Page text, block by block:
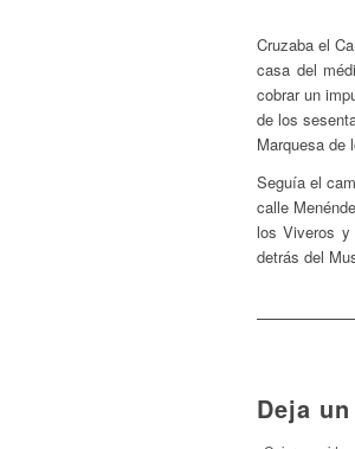
Cruzaba el
casa del
cobrar un
de los
Marquesa
Seguía el
calle
los Viveros y
detrás del
Deja